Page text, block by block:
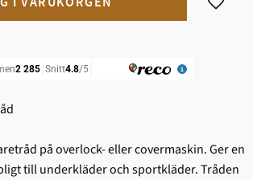
Lägg
på overlock- eller covermaskin. Ger en
till underkläder och sportkläder. Tråden